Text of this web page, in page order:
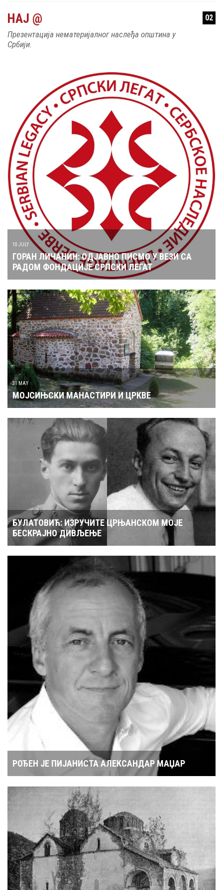
НАЈ @ 02
Презентација нематеријалног наслеђа општина у
Србији.
10 JULY
ГОРАН ЛИЧАНИН: ОДЈАВНО ПИСМО У ВЕЗИ СА
РАДОМ ФОНДАЦИЈЕ СРПСКИ ЛЕГАТ
31 MAY
МОЈСИЊСКИ МАНАСТИРИ И ЦРКВЕ
БУЛАТОВИЋ: ИЗРУЧИТЕ ЦРЊАНСКОМ МОЈЕ
БЕСКРАЈНО ДИВЉЕЊЕ
РОЂЕН ЈЕ ПИЈАНИСТА АЛЕКСАНДАР МАЏАР